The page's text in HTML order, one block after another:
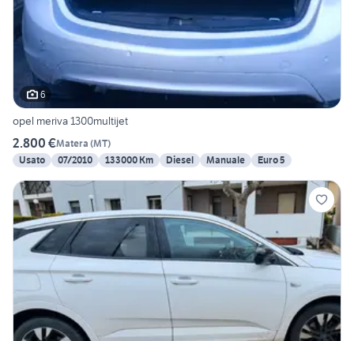
6
opel meriva 1300multijet
2.800 €Matera (MT)
Usato
07/2010 133000 Km Diesel Manuale Euro 5